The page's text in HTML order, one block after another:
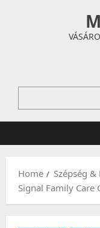
Home
Szépség &
Signal Family